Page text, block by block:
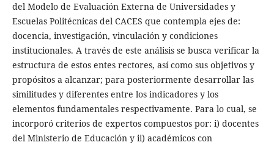
del Modelo de Evaluación Externa de Universidades y
Escuelas Politécnicas del CACES que contempla ejes de:
docencia, investigación, vinculación y condiciones
institucionales. A través de este análisis se busca verificar la
estructura de estos entes rectores, así como sus objetivos y
propósitos a alcanzar; para posteriormente desarrollar las
similitudes y diferentes entre los indicadores y los
elementos fundamentales respectivamente. Para lo cual, se
incorporó criterios de expertos compuestos por: i) docentes
del Ministerio de Educación y ii) académicos con